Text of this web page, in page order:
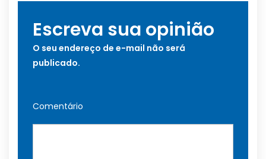
Escreva sua opinião
O seu endereço de e-mail não será
publicado.
Comentário